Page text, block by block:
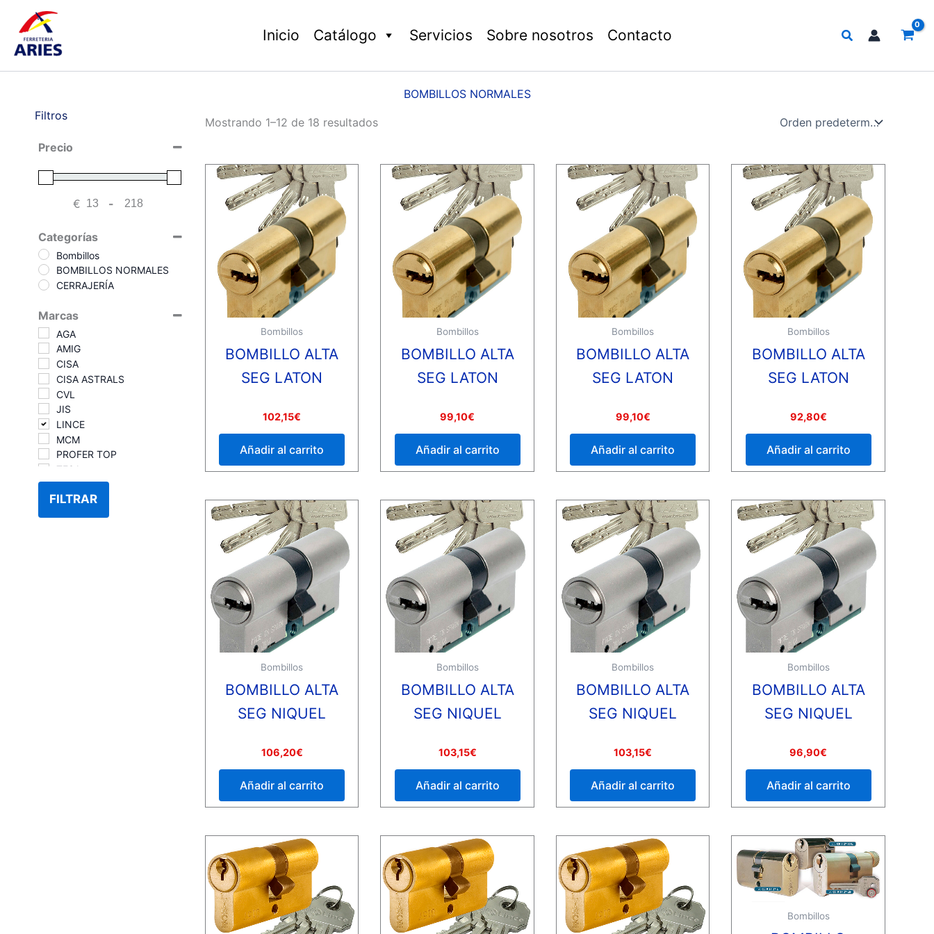
contenido
Inicio Catálogo Servicios Sobre nosotros Contacto Buscar
BOMBILLOS NORMALES
Filtros
Precio
€ Minimum Price
-Maximum Price
Categorías
Bombillos
BOMBILLOS NORMALES
CERRAJERÍA
Marcas
AGA
AMIG
CISA
CISA ASTRALS
CVL
JIS
LINCE
MCM
PROFER TOP
TESA
TESA T5
TESA TE5
FILTRAR
Mostrando 1–12 de 18 resultados
Bombillos
BOMBILLO ALTA
SEG LATON
Valorado
0
102,15€
Añadir al carrito
Bombillos
BOMBILLO ALTA
SEG LATON
Valorado
0
99,10€
Añadir al carrito
Bombillos
BOMBILLO ALTA
SEG LATON
Valorado
0
99,10€
Añadir al carrito
Bombillos
BOMBILLO ALTA
SEG LATON
Valorado
0
92,80€
Añadir al carrito
Bombillos
BOMBILLO ALTA
SEG NIQUEL
Valorado
0
106,20€
Añadir al carrito
Bombillos
BOMBILLO ALTA
SEG NIQUEL
Valorado
0
103,15€
Añadir al carrito
Bombillos
BOMBILLO ALTA
SEG NIQUEL
Valorado
0
103,15€
Añadir al carrito
Bombillos
BOMBILLO ALTA
SEG NIQUEL
Valorado
0
96,90€
Añadir al carrito
Bombillos